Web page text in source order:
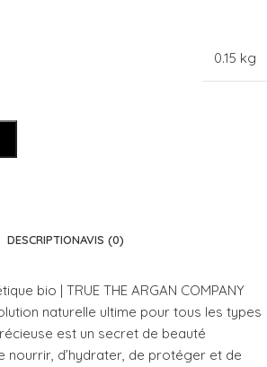
0.15 kg
DESCRIPTIONAVIS (0)
bio | TRUE THE ARGAN COMPANY
naturelle ultime pour tous les types
est un secret de beauté
nourrir, d’hydrater, de protéger et de